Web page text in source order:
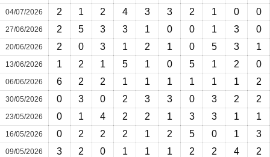
04/07/2026 2 1 2 4 3 3 2 1 0 0
27/06/2026 2 5 3 3 1 0 0 1 3 0
20/06/2026 2 0 3 1 2 1 0 5 3 1
13/06/2026 1 2 1 5 1 0 5 1 2 0
06/06/2026 6 2 2 1 1 1 1 1 1 2
30/05/2026 0 3 0 2 3 3 0 3 2 2
23/05/2026 0 1 4 2 2 1 3 3 1 1
16/05/2026 0 2 2 2 1 2 5 0 1 3
09/05/2026 3 2 0 1 1 1 2 2 4 2